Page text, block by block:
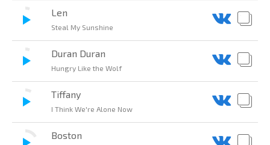
Len
Steal My Sunshine
Duran Duran
Hungry Like the Wolf
Tiffany
I Think We're Alone Now
Boston